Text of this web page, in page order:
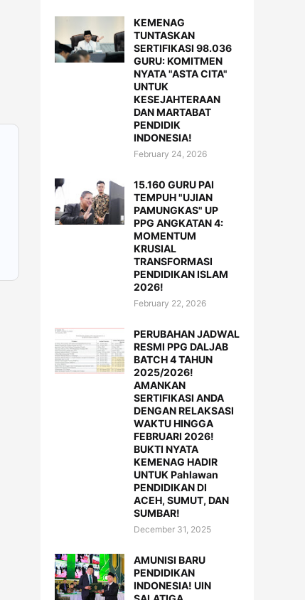
KEMENAG
TUNTASKAN
SERTIFIKASI 98.036
GURU: KOMITMEN
NYATA "ASTA CITA"
UNTUK
KESEJAHTERAAN
DAN MARTABAT
PENDIDIK
INDONESIA!
February 24, 2026
15.160 GURU PAI
TEMPUH "UJIAN
PAMUNGKAS" UP
PPG ANGKATAN 4:
MOMENTUM
KRUSIAL
TRANSFORMASI
PENDIDIKAN ISLAM
2026!
February 22, 2026
PERUBAHAN JADWAL
RESMI PPG DALJAB
BATCH 4 TAHUN
2025/2026!
AMANKAN
SERTIFIKASI ANDA
DENGAN RELAKSASI
WAKTU HINGGA
FEBRUARI 2026!
BUKTI NYATA
KEMENAG HADIR
UNTUK Pahlawan
PENDIDIKAN DI
ACEH, SUMUT, DAN
SUMBAR!
December 31, 2025
AMUNISI BARU
PENDIDIKAN
INDONESIA! UIN